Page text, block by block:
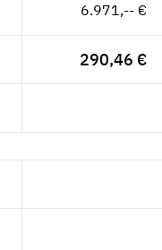
6.971,-- €
290,46 €